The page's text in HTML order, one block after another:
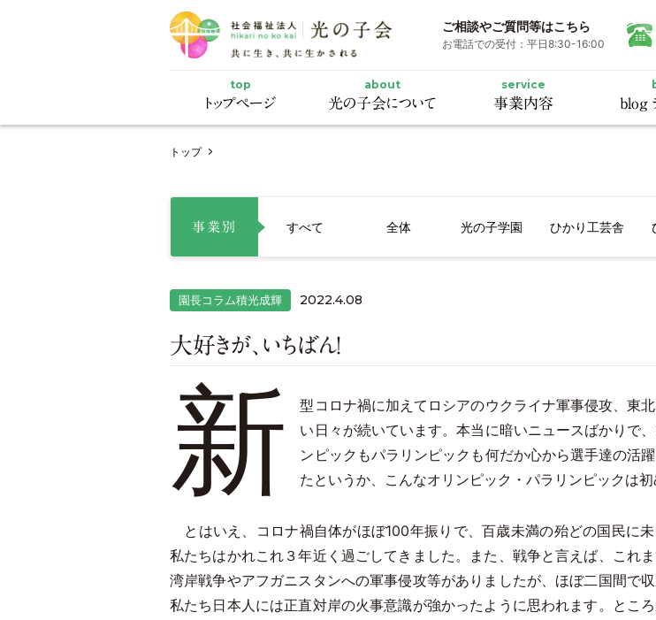
ご相談やご質問等はこちら
お電話での受付：平日8:30-16:00
top
トップページ
about
光の子会について
service
事業内容 blog
トップ
事業別 すべて 全体 光の子学園 ひかり工芸舎
園長コラム積光成輝 2022.4.08
大好きが、いちばん！
新
型コロナ禍に加えてロシアのウクライナ軍事侵攻、東
い日々が続いています。本当に暗いニュースばかりで
ンピックもパラリンピックも何だか心から選手達の活
たというか、こんなオリンピック・パラリンピックは初
とはいえ、コロナ禍自体がほぼ100年振りで、百歳未満の殆どの国民に
私たちはかれこれ３年近く過ごしてきました。また、戦争と言えば、これ
湾岸戦争やアフガニスタンへの軍事侵攻等がありましたが、ほぼ二国間で収
私たち日本人には正直対岸の火事意識が強かったように思われます。とこ